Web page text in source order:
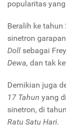
popularitas
Beralih ke
sinetron garapan
Doll sebagai
Dewa, dan tak
Demikian juga
17 Tahun yang
sinetron, di
Ratu Satu Hari.